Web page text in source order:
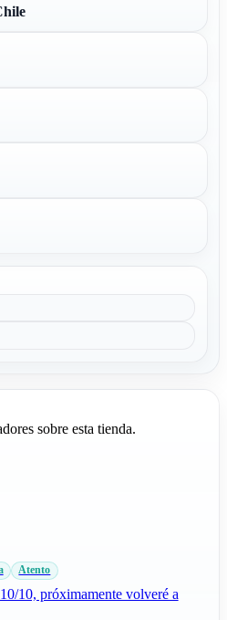
sobre esta tienda.
Atento
10, próximamente volveré a